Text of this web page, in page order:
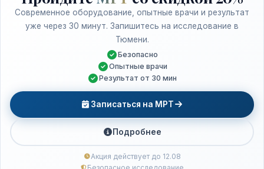
Современное оборудование, опытные врачи и результат
уже через 30 минут. Запишитесь на исследование в
Тюмени.
Безопасно
Опытные врачи
Результат от 30 мин
Записаться на МРТ
Подробнее
Акция действует до 12.08